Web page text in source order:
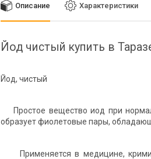
Описание Характеристики
Йод чистый купить в
Йод, чистый
Простое вещество иод при
образует фиолетовые пары,
Применяется в медицине,